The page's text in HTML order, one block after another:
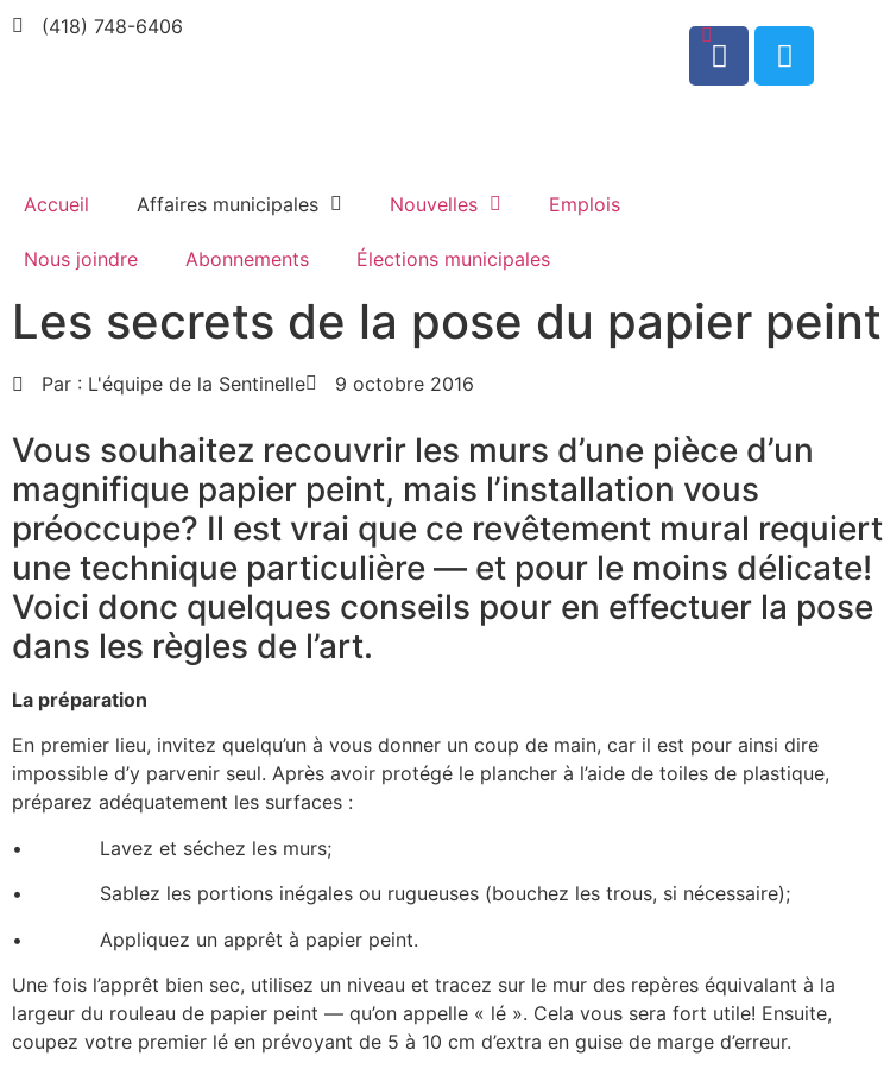
(418) 748-6406
0
Accueil Affaires municipales Nouvelles Emplois
Nous joindre Abonnements Élections municipales
Les secrets de la pose du papier peint
Par : L'équipe de la Sentinelle 9 octobre 2016
Vous souhaitez recouvrir les murs d’une pièce d’un
magnifique papier peint, mais l’installation vous
préoccupe? Il est vrai que ce revêtement mural requiert
une technique particulière — et pour le moins délicate!
Voici donc quelques conseils pour en effectuer la pose
dans les règles de l’art.
La préparation
En premier lieu, invitez quelqu’un à vous donner un coup de main, car il est pour ainsi dire
impossible d’y parvenir seul. Après avoir protégé le plancher à l’aide de toiles de plastique,
préparez adéquatement les surfaces :
• Lavez et séchez les murs;
• Sablez les portions inégales ou rugueuses (bouchez les trous, si nécessaire);
• Appliquez un apprêt à papier peint.
Une fois l’apprêt bien sec, utilisez un niveau et tracez sur le mur des repères équivalant à la
largeur du rouleau de papier peint — qu’on appelle « lé ». Cela vous sera fort utile! Ensuite,
coupez votre premier lé en prévoyant de 5 à 10 cm d’extra en guise de marge d’erreur.